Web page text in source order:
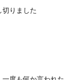
切りました